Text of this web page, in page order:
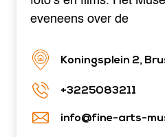
eveneens over de
Koningsplein 2,
+3225083211
info@fine-arts-